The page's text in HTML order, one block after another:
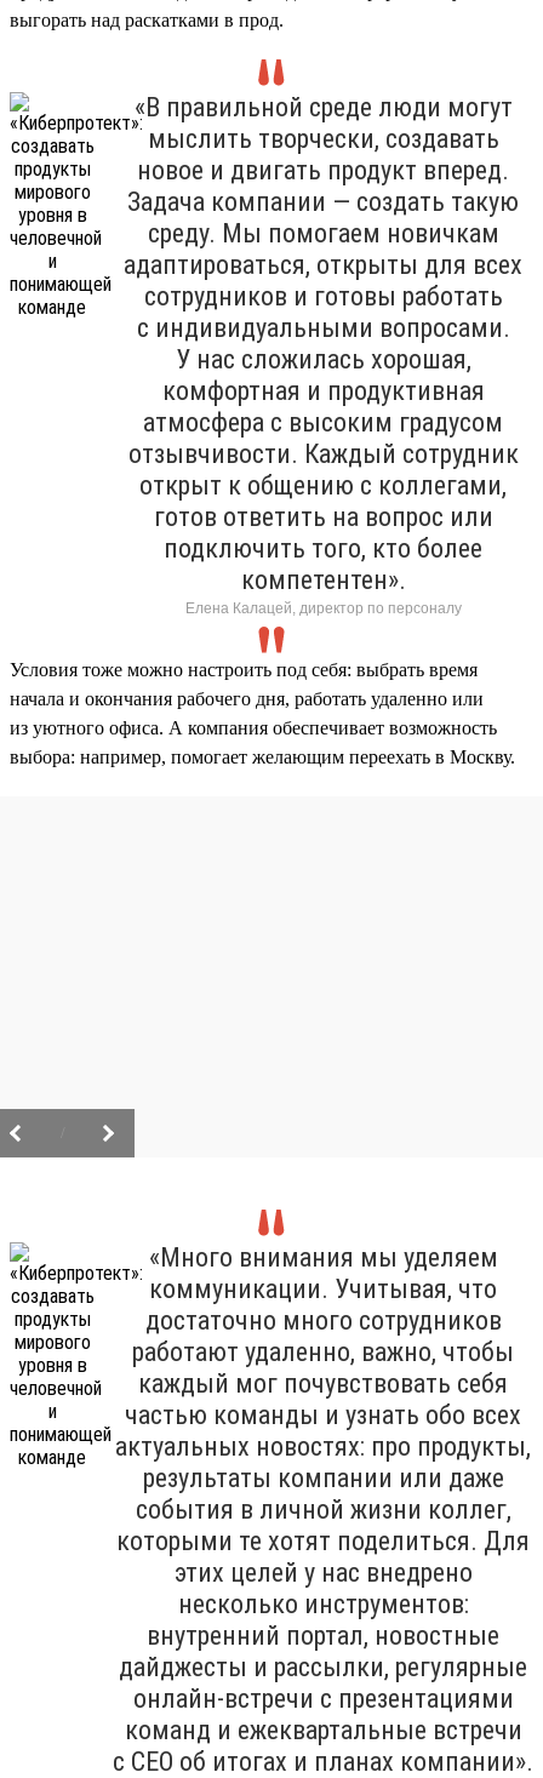
выгорать над раскатками в прод.
«В правильной среде люди могут
мыслить творчески, создавать
новое и двигать продукт вперед.
Задача компании — создать такую
среду. Мы помогаем новичкам
адаптироваться, открыты для всех
сотрудников и готовы работать
с индивидуальными вопросами.
У нас сложилась хорошая,
комфортная и продуктивная
атмосфера с высоким градусом
отзывчивости. Каждый сотрудник
открыт к общению с коллегами,
готов ответить на вопрос или
подключить того, кто более
компетентен».
Елена Калацей, директор по персоналу
Условия тоже можно настроить под себя: выбрать время
начала и окончания рабочего дня, работать удаленно или
из уютного офиса. А компания обеспечивает возможность
выбора: например, помогает желающим переехать в Москву.
«Много внимания мы уделяем
коммуникации. Учитывая, что
достаточно много сотрудников
работают удаленно, важно, чтобы
каждый мог почувствовать себя
частью команды и узнать обо всех
актуальных новостях: про продукты,
результаты компании или даже
события в личной жизни коллег,
которыми те хотят поделиться. Для
этих целей у нас внедрено
несколько инструментов:
внутренний портал, новостные
дайджесты и рассылки, регулярные
онлайн-встречи с презентациями
команд и ежеквартальные встречи
с CEO об итогах и планах компании».